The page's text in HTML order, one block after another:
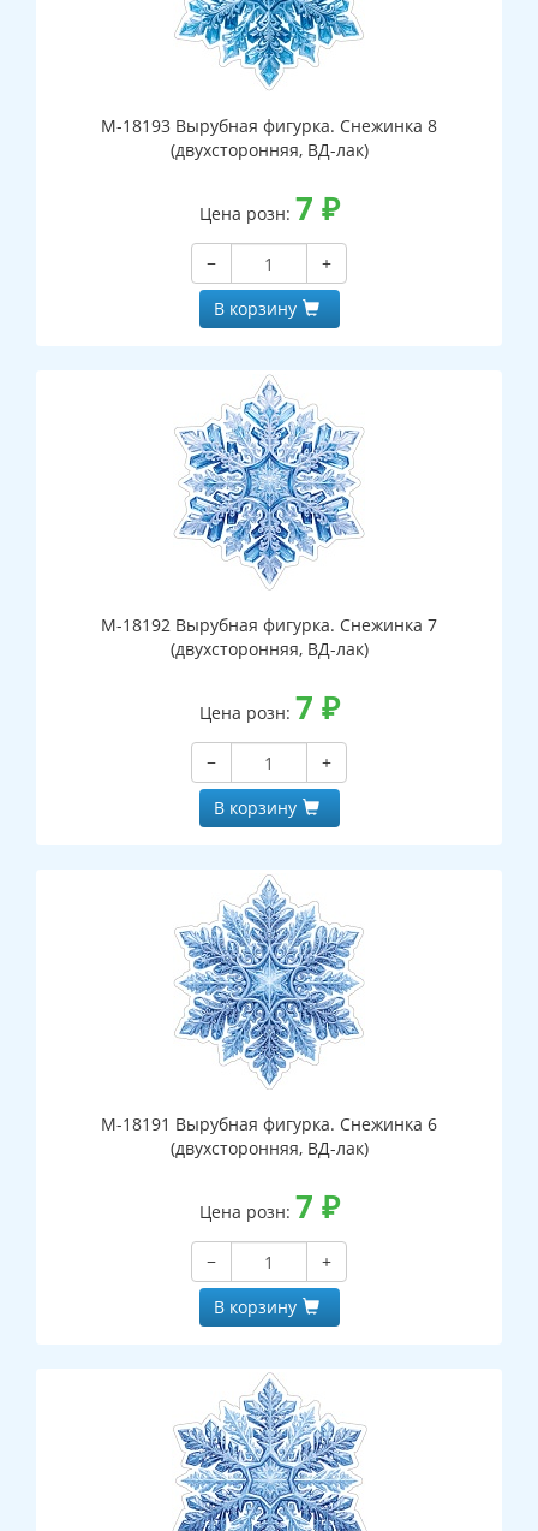
М-18193 Вырубная фигурка. Снежинка 8
(двухсторонняя, ВД-лак)
Цена розн: 7 ₽
−
+
В корзину
М-18192 Вырубная фигурка. Снежинка 7
(двухсторонняя, ВД-лак)
Цена розн: 7 ₽
−
+
В корзину
М-18191 Вырубная фигурка. Снежинка 6
(двухсторонняя, ВД-лак)
Цена розн: 7 ₽
−
+
В корзину